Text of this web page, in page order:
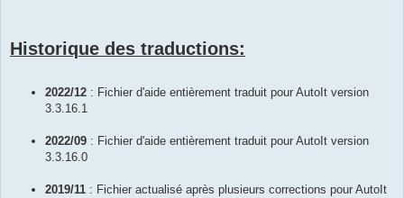
Historique des traductions:
2022/12 : Fichier d'aide entièrement traduit pour AutoIt version
3.3.16.1
2022/09 : Fichier d'aide entièrement traduit pour AutoIt version
3.3.16.0
2019/11 : Fichier actualisé après plusieurs corrections pour AutoIt